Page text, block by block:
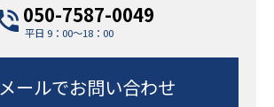
050-7587-0049
平日 9：00～18：00
メールでお問い合わせ